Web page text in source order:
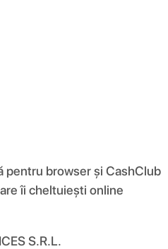
pentru browser și CashClub
îi cheltuiești online
S.R.L.